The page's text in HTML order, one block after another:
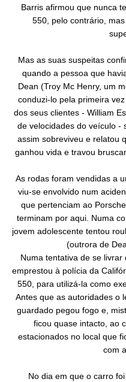
Barris afirmou que nunca
550, pelo contrário,
Mas as suas suspeitas
quando a pessoa que
Dean (Troy Mc Henry, um
conduzi-lo pela primeira
dos seus clientes - William
de velocidades do veículo -
assim sobreviveu e relatou
ganhou vida e travou
As rodas foram vendidas a
viu-se envolvido num
que pertenciam ao
terminam por aqui. Numa
jovem adolescente tentou
(outrora de
Numa tentativa de se
emprestou à polícia da
550, para utilizá-la como
Antes que as autoridades o
guardado pegou fogo e,
ficou quase intacto, ao
estacionados no local que
com
No dia em que o carro